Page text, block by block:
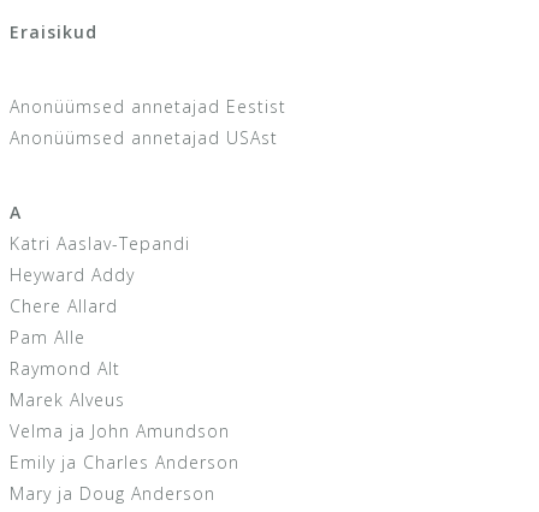
Eraisikud
Anonüümsed annetajad Eestist
Anonüümsed annetajad USAst
A
Katri Aaslav-Tepandi
Heyward Addy
Chere Allard
Pam Alle
Raymond Alt
Marek Alveus
Velma ja John Amundson
Emily ja Charles Anderson
Mary ja Doug Anderson